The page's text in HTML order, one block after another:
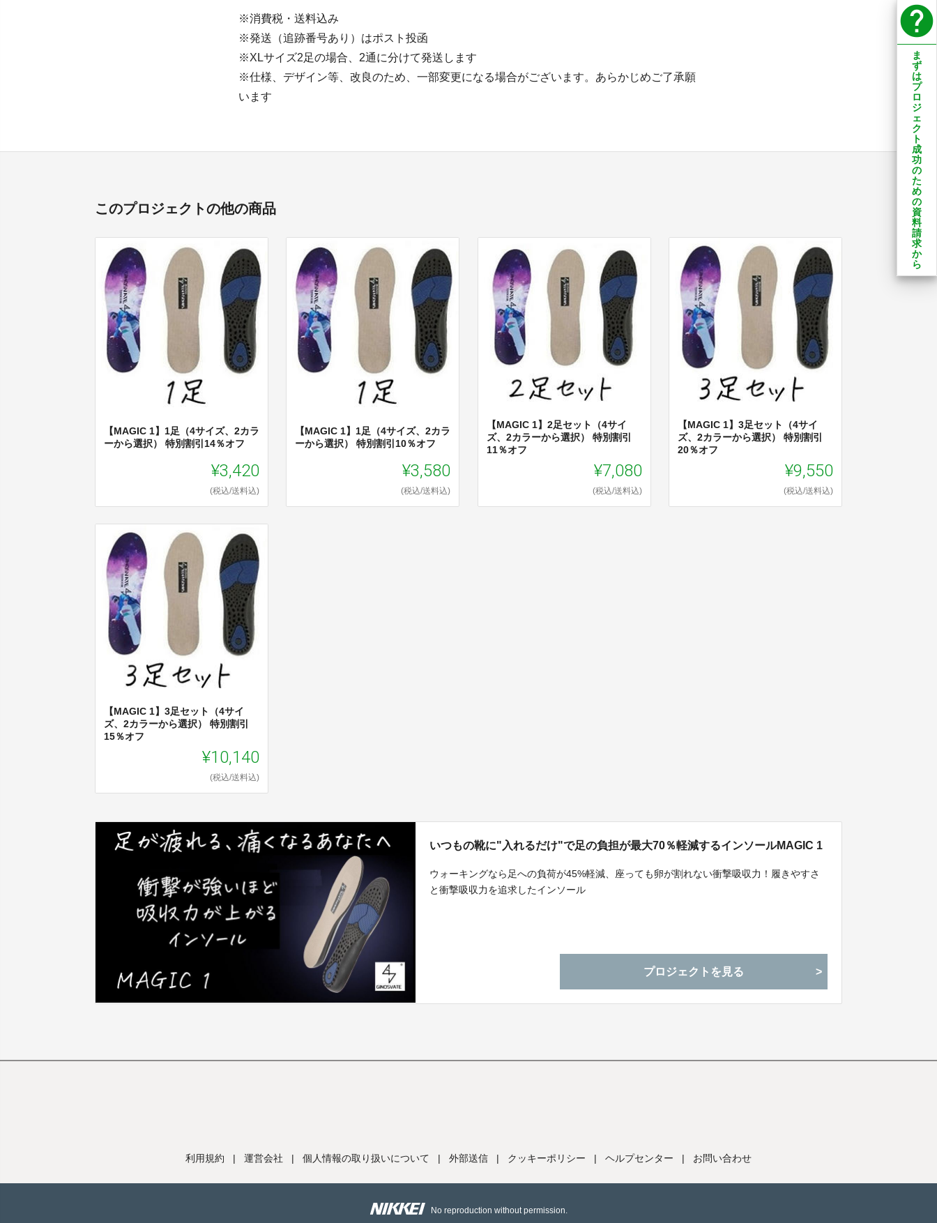
※消費税・送料込み
※発送（追跡番号あり）はポスト投函
※XLサイズ2足の場合、2通に分けて発送します
※仕様、デザイン等、改良のため、一部変更になる場合がございます。あらかじめご了承願
います
このプロジェクトの他の商品
【MAGIC 1】1足（4サイズ、2カラ
ーから選択） 特別割引14％オフ
¥3,420
(税込/送料込)
【MAGIC 1】1足（4サイズ、2カラ
ーから選択） 特別割引10％オフ
¥3,580
(税込/送料込)
【MAGIC 1】2足セット（4サイ
ズ、2カラーから選択） 特別割引
11％オフ
¥7,080
(税込/送料込)
【MAGIC 1】3足セット（4サイ
ズ、2カラーから選択） 特別割引
20％オフ
¥9,550
(税込/送料込)
【MAGIC 1】3足セット（4サイ
ズ、2カラーから選択） 特別割引
15％オフ
¥10,140
(税込/送料込)
いつもの靴に"入れるだけ"で足の負担が最大70％軽減するインソールMAGIC 1
ウォーキングなら足への負荷が45%軽減、座っても卵が割れない衝撃吸収力！履きやすさ
と衝撃吸収力を追求したインソール
プロジェクトを見る
help
ま
ず
は
プ
ロ
ジ
ェ
ク
ト
成
功
の
た
め
の
資
料
請
求
か
ら
利用規約 | 運営会社 | 個人情報の取り扱いについて | 外部送信 | クッキーポリシー | ヘルプセンター | お問い合わせ
No reproduction without permission.